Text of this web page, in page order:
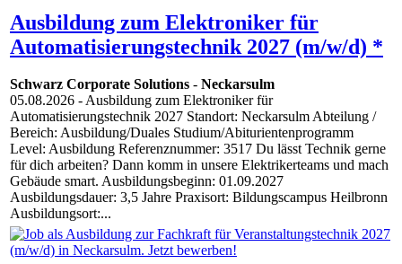
Ausbildung zum Elektroniker für
Automatisierungstechnik 2027 (m/w/d) *
Schwarz Corporate Solutions - Neckarsulm
05.08.2026 - Ausbildung zum Elektroniker für
Automatisierungstechnik 2027 Standort: Neckarsulm Abteilung /
Bereich: Ausbildung/Duales Studium/Abiturientenprogramm
Level: Ausbildung Referenznummer: 3517 Du lässt Technik gerne
für dich arbeiten? Dann komm in unsere Elektrikerteams und mach
Gebäude smart. Ausbildungsbeginn: 01.09.2027
Ausbildungsdauer: 3,5 Jahre Praxisort: Bildungscampus Heilbronn
Ausbildungsort:...